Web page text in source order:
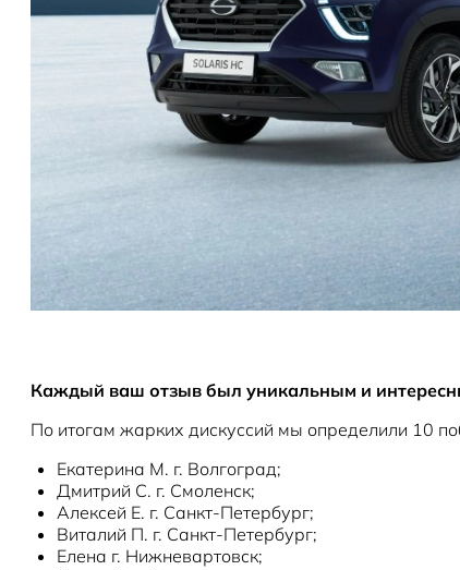
Каждый ваш отзыв был уникальным и
По итогам жарких дискуссий мы определили 10
Екатерина М. г. Волгоград;
Дмитрий С. г. Смоленск;
Алексей Е. г. Санкт-Петербург;
Виталий П. г. Санкт-Петербург;
Елена г. Нижневартовск;